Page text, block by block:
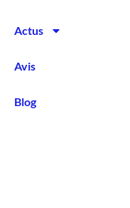
Actus
Avis
Blog